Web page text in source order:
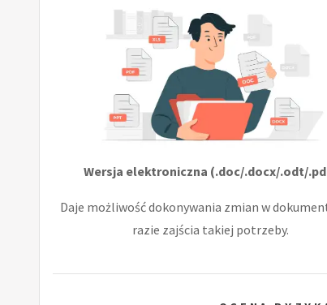
Wersja elektroniczna (.doc/.docx/.odt/
Daje możliwość dokonywania zmian w
razie zajścia takiej potrzeby.